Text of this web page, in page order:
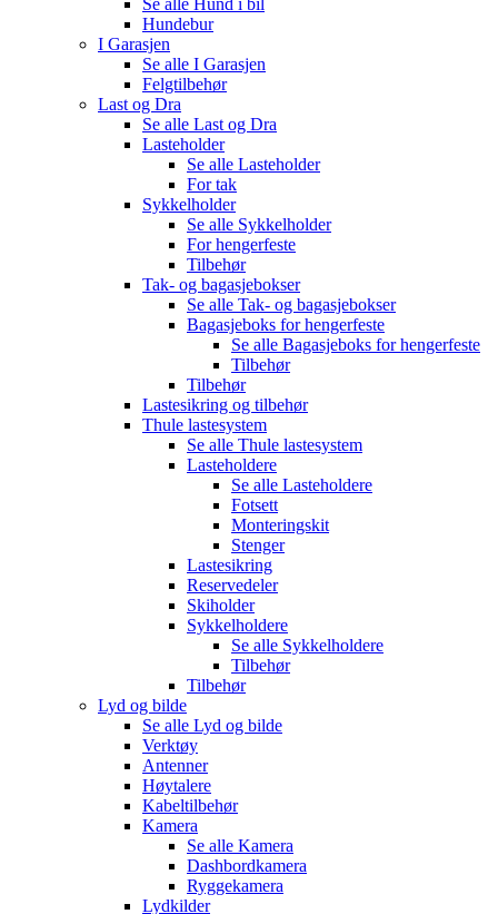
Hundebur
I Garasjen
Se alle I Garasjen
Felgtilbehør
Last og Dra
Se alle Last og Dra
Lasteholder
Se alle Lasteholder
For tak
Sykkelholder
Se alle Sykkelholder
For hengerfeste
Tilbehør
Tak- og bagasjebokser
Se alle Tak- og bagasjebokser
Bagasjeboks for hengerfeste
Se alle Bagasjeboks for hengerfeste
Tilbehør
Tilbehør
Lastesikring og tilbehør
Thule lastesystem
Se alle Thule lastesystem
Lasteholdere
Se alle Lasteholdere
Fotsett
Monteringskit
Stenger
Lastesikring
Reservedeler
Skiholder
Sykkelholdere
Se alle Sykkelholdere
Tilbehør
Tilbehør
Lyd og bilde
Se alle Lyd og bilde
Verktøy
Antenner
Høytalere
Kabeltilbehør
Kamera
Se alle Kamera
Dashbordkamera
Ryggekamera
Lydkilder